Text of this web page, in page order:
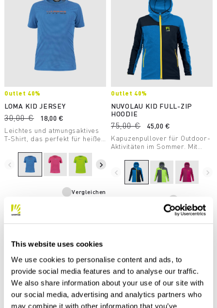
This website uses cookies
We use cookies to personalise content and ads, to
provide social media features and to analyse our traffic.
We also share information about your use of our site with
our social media, advertising and analytics partners who
may combine it with other information that you’ve
Outlet 40%
LOMA KID JERSEY
30,00 €
18,00 €
Leichtes und atmungsaktives
T-Shirt, das perfekt für heiße
man sich trotzdem kühl und
trocken fühlen möchte. Das
dehnbare Material sorgt für
navigate_before navigate_next
Vergleichen
Outlet 40%
NUVOLAU KID FULL-ZIP
HOODIE
75,00 €
45,00 €
Kapuzenpullover für Outdoor-
Aktivitäten im Sommer. Mit
Vorderseite und elastischen
Abschlüssen an der
Unterseite des
Armabschlüssen. Perfekt,
wenn es an Sommerabenden
etwas kühler wird.
navigate_before navigate_next